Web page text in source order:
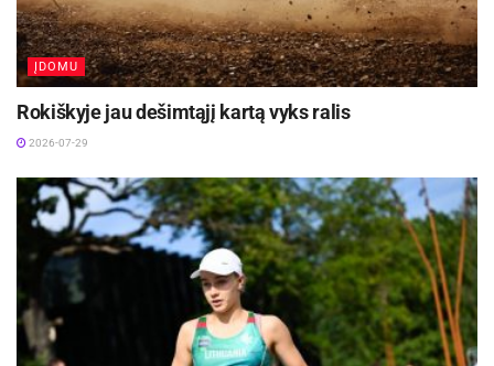
Ivanas Vranešas 8, Erikas Venskus 6.
Šaltinis: LKL
Žymos: Krepšinis LKL Utenos „Juventus“
ĮDOMU
Rokiškyje jau dešimtąjį kartą vyks ralis
2026-07-29